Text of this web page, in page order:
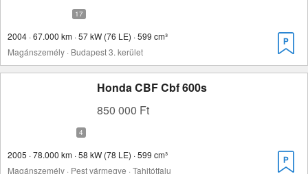
2004 · 67.000 km · 57 kW (76 LE) · 599 cm³
Magánszemély · Budapest 3. kerület
Honda CBF Cbf 600s
850 000 Ft
2005 · 78.000 km · 58 kW (78 LE) · 599 cm³
Magánszemély · Pest vármegye · Tahitótfalu